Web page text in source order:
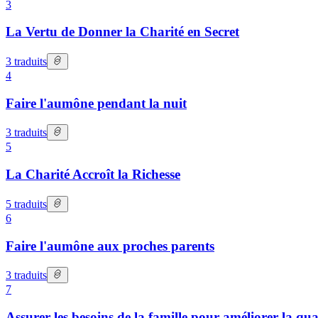
3
La Vertu de Donner la Charité en Secret
3 traduits
4
Faire l'aumône pendant la nuit
3 traduits
5
La Charité Accroît la Richesse
5 traduits
6
Faire l'aumône aux proches parents
3 traduits
7